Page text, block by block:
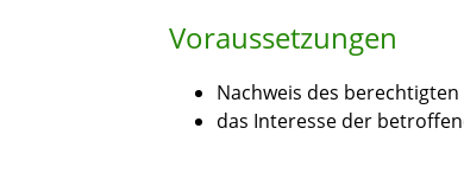
Voraussetzungen
Nachweis des
das Interesse der